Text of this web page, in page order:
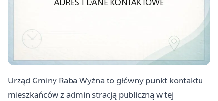
Urząd Gminy Raba Wyżna to główny punkt kontaktu
mieszkańców z administracją publiczną w tej